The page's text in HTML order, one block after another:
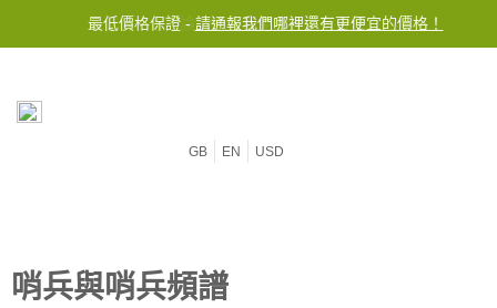
最低價格保證 - 請通報我們哪裡還有更便宜的價格！
不論訂單金額免費運送至台灣
GB EN USD